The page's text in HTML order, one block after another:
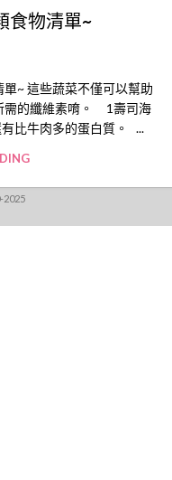
食物清單~
~ 這些蔬菜不僅可以幫助
需的纖維素唷。 1壽司海
比牛肉多的蛋白質。 ...
2025